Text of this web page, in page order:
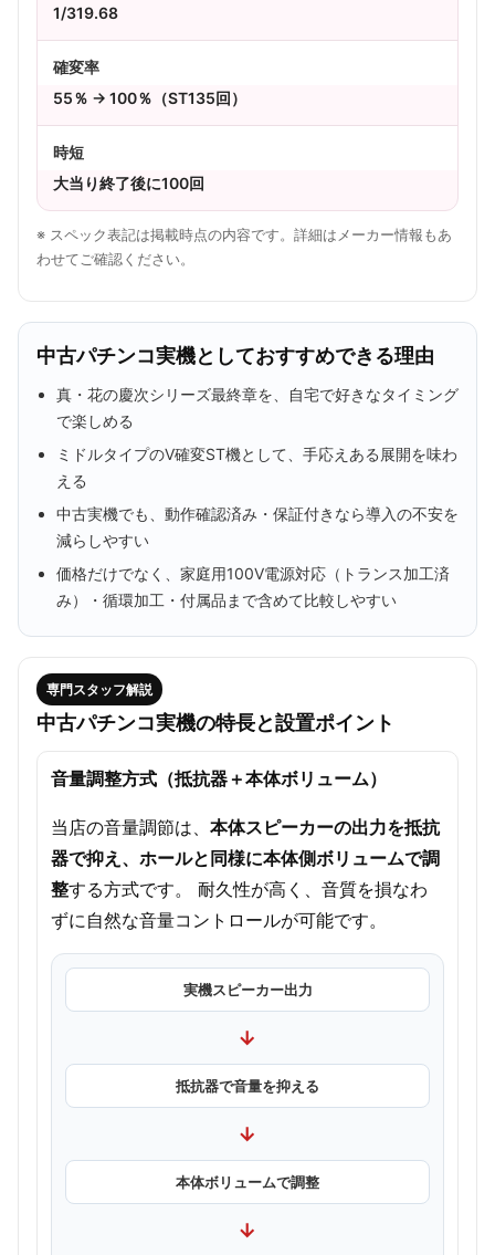
1/319.68
確変率
55％ → 100％（ST135回）
時短
大当り終了後に100回
※ スペック表記は掲載時点の内容です。詳細はメーカー情報もあ
わせてご確認ください。
中古パチンコ実機としておすすめできる理由
真・花の慶次シリーズ最終章を、自宅で好きなタイミング
で楽しめる
ミドルタイプのV確変ST機として、手応えある展開を味わ
える
中古実機でも、動作確認済み・保証付きなら導入の不安を
減らしやすい
価格だけでなく、家庭用100V電源対応（トランス加工済
み）・循環加工・付属品まで含めて比較しやすい
専門スタッフ解説
中古パチンコ実機の特長と設置ポイント
音量調整方式（抵抗器＋本体ボリューム）
当店の音量調節は、 本体スピーカーの出力を抵抗
器で抑え、ホールと同様に本体側ボリュームで調
整する方式です。 耐久性が高く、音質を損なわ
ずに自然な音量コントロールが可能です。
実機スピーカー出力
→
抵抗器で音量を抑える
→
本体ボリュームで調整
→